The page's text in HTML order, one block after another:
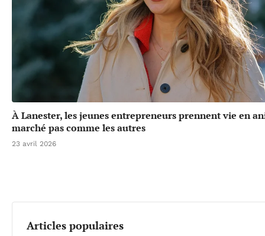
À Lanester, les jeunes entrepreneurs prennent vie en
marché pas comme les autres
23 avril 2026
Articles populaires